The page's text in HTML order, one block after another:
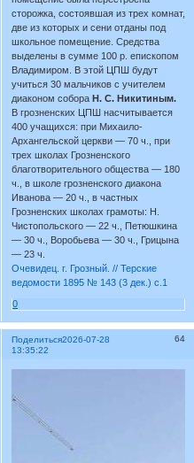
сторожка, состоявшая из трех комнат,
две из которых и сени отданы под
школьное помещение. Средства
выделены в сумме 100 р. епископом
Владимиром. В этой ЦПШ будут
учиться 30 мальчиков с учителем
диаконом собораН. C. Никитиным.
В грозненских ЦПШ насчитывается
400 учащихся: при Михаило-
Архангельской церкви — 70 ч., при
трех школах Грозненского
благотворительного общества — 180
ч., в школе грозненского диакона
Иванова — 20 ч., в частных
Грозненских школах грамоты: Н.
Чистопольского — 22 ч., Петюшкина
— 30 ч., Воробьева — 30 ч., Грицына
— 23 ч.
Очевидец. г. Грозный. // Терские
ведомости 1895 № 143 (3 дек.) с.1
0
Поделиться 64
2026-07-28
13:35:22